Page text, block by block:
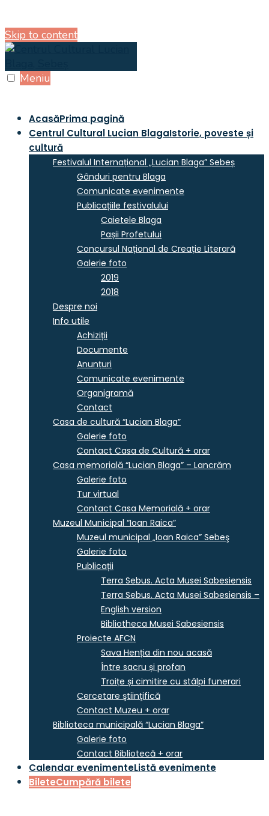
Skip to content
Meniu
AcasăPrima pagină
Centrul Cultural Lucian BlagaIstorie, poveste și
cultură
Festivalul Internațional „Lucian Blaga” Sebeș
Gânduri pentru Blaga
Comunicate evenimente
Publicațiile festivalului
Caietele Blaga
Pașii Profetului
Concursul Național de Creație Literară
Galerie foto
2019
2018
Despre noi
Info utile
Achiziții
Documente
Anunțuri
Comunicate evenimente
Organigramă
Contact
Casa de cultură “Lucian Blaga”
Galerie foto
Contact Casa de Cultură + orar
Casa memorială “Lucian Blaga” – Lancrăm
Galerie foto
Tur virtual
Contact Casa Memorială + orar
Muzeul Municipal “Ioan Raica”
Muzeul municipal „Ioan Raica” Sebeş
Galerie foto
Publicații
Terra Sebus. Acta Musei Sabesiensis
Terra Sebus. Acta Musei Sabesiensis –
English version
Bibliotheca Musei Sabesiensis
Proiecte AFCN
Sava Henția din nou acasă
Între sacru și profan
Troițe și cimitire cu stâlpi funerari
Cercetare ştiinţifică
Contact Muzeu + orar
Biblioteca municipală “Lucian Blaga”
Galerie foto
Contact Bibliotecă + orar
Calendar evenimenteListă evenimente
BileteCumpără bilete